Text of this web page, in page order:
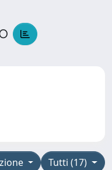
Tutti (17)